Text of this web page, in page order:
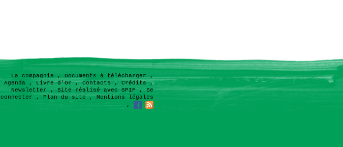
La compagnie , Documents à télécharger,
Agenda ,Livre d’Or,Contacts, Crédits,
Newsletter , Site réalisé avec SPIP, Se
connecter ,Plan du site,Mentions légales
,